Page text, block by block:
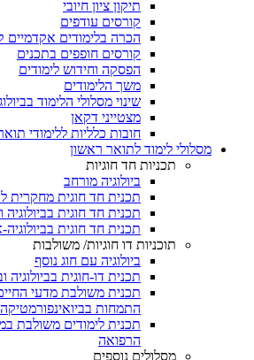
תיקון ציון חיובי
קורסים עודפים
הכרה בלימודים אקדמיים
קורסים חופפים בתכנים
הפסקה וחידוש לימודים
משך הלימודים
שינוי מסלולי הלימוד
מצטייני דקאן
חובות כלליות ללימודי
מסלולי לימוד לתואר ראשון
תכניות חד חוגיות
ביולוגיה מורחב
תכנית חד חוגית מחקרית
תכנית חד חוגית בביולוגיה
תכנית חד חוגית
תוכניות דו חוגיות/ משולבות
ביולוגיה עם חוג נוסף
תכנית דו-חוגית בביולוגיה
תכנית משולבת מדעי
התמחות בביואינפורמטיקה
תכנית לימודים משולבת
הרפואה
מסלולים נוספים